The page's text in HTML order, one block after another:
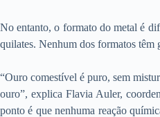
No entanto, o formato do metal é
quilates. Nenhum dos formatos têm
“Ouro comestível é puro, sem
ouro”, explica Flavia Auler,
ponto é que nenhuma reação